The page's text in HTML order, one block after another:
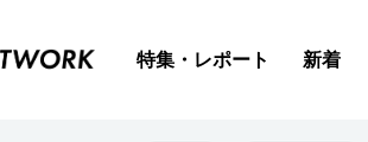
特集・レポート 新着